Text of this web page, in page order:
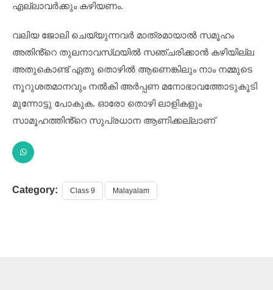
എല്ലാവർക്കും കഴിയണം.
വലിയ ജോലി ചെയ്യുന്നവർ മാത്രമായാൽ സമൂഹം
അതിൻ്റെ തുലനാവസ്‌ഥയിൽ സഞ്ചരിക്കാൻ കഴിയില്ല
അതുകൊണ്ട് ഏതു തൊഴിൽ ആണെങ്കിലും നാം നമ്മുടെ
നൂറുശതമാനവും നൽകി അർപ്പണ മനോഭാവത്തോടുകൂടി
മുന്നോട്ടു പോകുക. ഓരോ തൊഴി ലാളികളും
സാമൂഹത്തിൻ്റെ സുപ്രധാന ആണിക്കല്ലാണ്
Category: Class 9 Malayalam